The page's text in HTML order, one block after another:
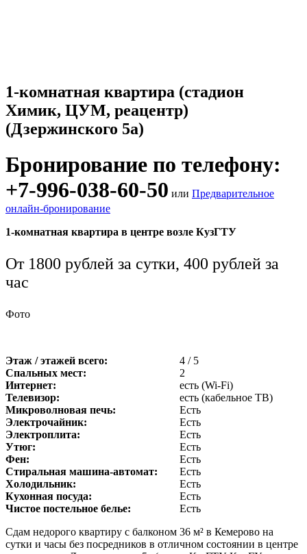
1-комнатная квартира (стадион
Химик, ЦУМ, реацентр)
(Дзержинского 5а)
Бронирование по телефону:
+7-996-038-60-50 или Предварительное
онлайн-бронирование
1-комнатная квартира в центре возле КузГТУ
От 1800 рублей за сутки, 400 рублей за
час
Фото
Этаж / этажей всего:
4 / 5
Спальных мест:
2
Интернет:
есть (Wi-Fi)
Телевизор:
есть (кабельное ТВ)
Микроволновая печь:
Есть
Электрочайник:
Есть
Электроплита:
Есть
Утюг:
Есть
Фен:
Есть
Стиральная машина-автомат:
Есть
Холодильник:
Есть
Кухонная посуда:
Есть
Чистое постельное белье:
Есть
Сдам недорого квартиру с балконом 36 м² в Кемерово на
сутки и часы без посредников в отличном состоянии в центре